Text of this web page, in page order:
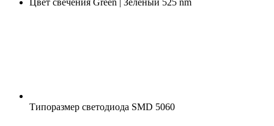
Типоразмер светодиода SMD 5060